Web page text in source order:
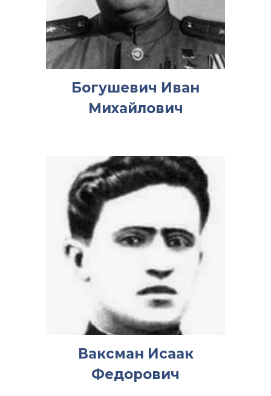
Богушевич Иван
Михайлович
Ваксман Исаак
Федорович